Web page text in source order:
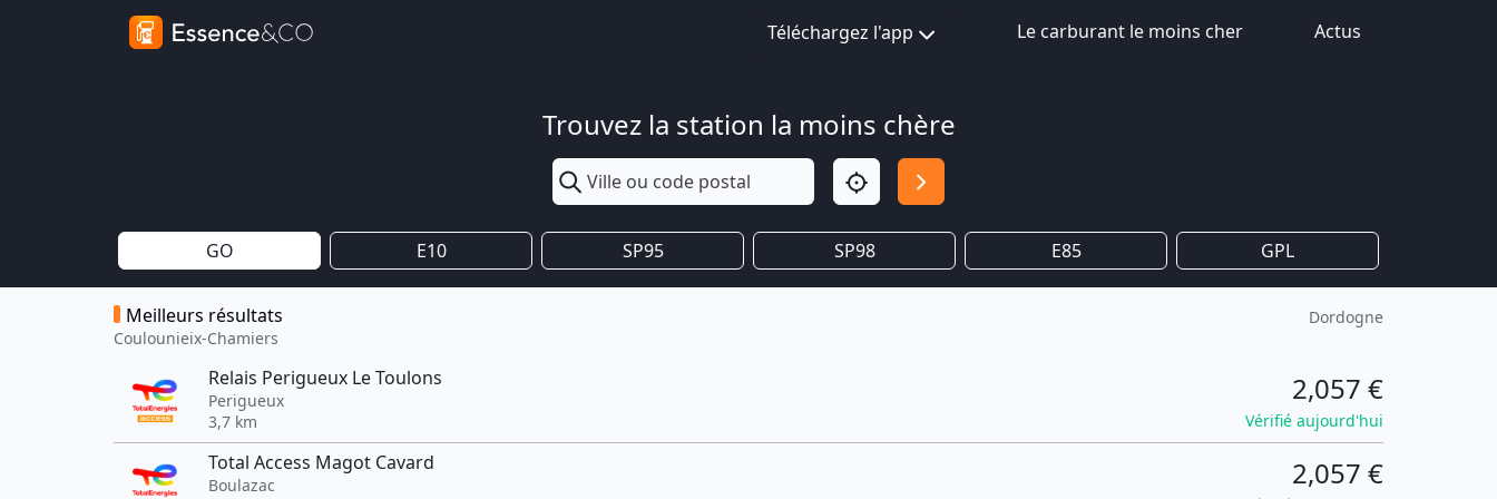
Téléchargez l'app Le carburant le moins cher Actus
Trouvez la station la moins chère
GO E10 SP95 SP98 E85 GPL
Meilleurs résultats
Coulounieix-Chamiers
Dordogne
Relais Perigueux Le Toulons
Perigueux
3,7 km
2,057 €
Vérifié aujourd'hui
Total Access Magot Cavard
Boulazac
2,057 €